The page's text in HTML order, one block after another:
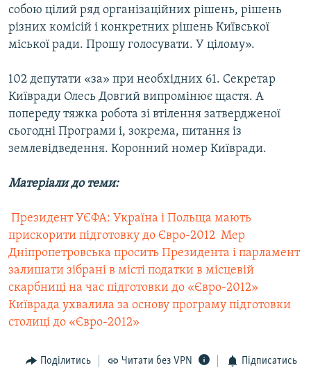
собою цілий ряд організаційних рішень, рішень
різних комісій і конкретних рішень Київської
міської ради. Прошу голосувати. У цілому».
102 депутати «за» при необхідних 61. Секретар
Київради Олесь Довгий випромінює щастя. А
попереду тяжка робота зі втілення затвердженої
сьогодні Програми і, зокрема, питання із
землевідведення. Коронний номер Київради.
Матеріали до теми:
 Президент УЄФА: Україна і Польща мають
прискорити підготовку до Євро-2012  Мер
Дніпропетровська просить Президента і парламент
залишати зібрані в місті податки в місцевій
скарбниці на час підготовки до «Євро-2012»
Київрада ухвалила за основу програму підготовки
столиці до «Євро-2012»
Поділитись Читати без VPN Підписатись